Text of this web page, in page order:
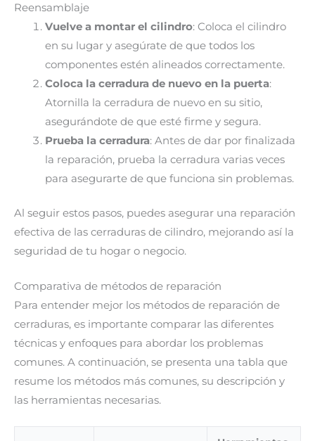
Reensamblaje
Vuelve a montar el cilindro: Coloca el cilindro
en su lugar y asegúrate de que todos los
componentes estén alineados correctamente.
Coloca la cerradura de nuevo en la puerta:
Atornilla la cerradura de nuevo en su sitio,
asegurándote de que esté firme y segura.
Prueba la cerradura: Antes de dar por finalizada
la reparación, prueba la cerradura varias veces
para asegurarte de que funciona sin problemas.
Al seguir estos pasos, puedes asegurar una reparación
efectiva de las cerraduras de cilindro, mejorando así la
seguridad de tu hogar o negocio.
Comparativa de métodos de reparación
Para entender mejor los métodos de reparación de
cerraduras, es importante comparar las diferentes
técnicas y enfoques para abordar los problemas
comunes. A continuación, se presenta una tabla que
resume los métodos más comunes, su descripción y
las herramientas necesarias.